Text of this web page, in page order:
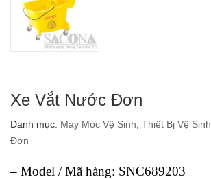
Xe Vắt Nước Đơn
Danh mục: Máy Móc Vệ Sinh Thiết Bị Vệ Sinh
Đơn
– Model / Mã hàng: SNC689203